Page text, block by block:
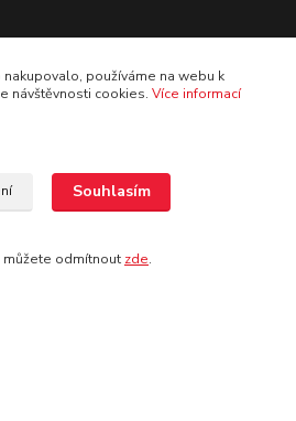
používáme na webu k
návštěvnosti cookies. Více informací
Souhlasím
můžete odmítnout zde.